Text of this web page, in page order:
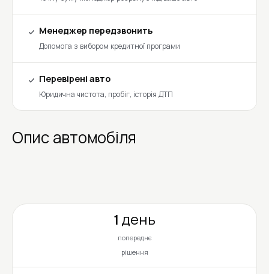
Менеджер передзвонить
Допомога з вибором кредитної програми
Перевірені авто
Юридична чистота, пробіг, історія ДТП
Опис автомобіля
1 день
попереднє
рішення